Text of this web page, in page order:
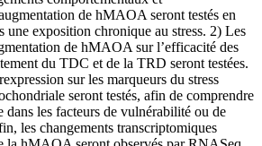
de hMAOA seront testés en
une exposition chronique au stress. 2) Les
de hMAOA sur l’efficacité des
du TDC et de la TRD seront testées.
sur les marqueurs du stress
seront testés, afin de comprendre
les facteurs de vulnérabilité ou de
les changements transcriptomiques